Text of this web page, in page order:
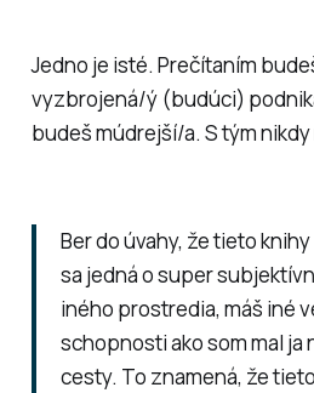
Jedno je isté. Prečítaním
vyzbrojená/ý (budúci)
budeš múdrejší/a. S tým
Ber do úvahy, že tieto
sa jedná o super
iného prostredia, máš iné
schopnosti ako som mal ja
cesty. To znamená, že